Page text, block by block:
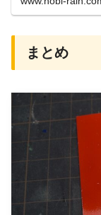
まとめ